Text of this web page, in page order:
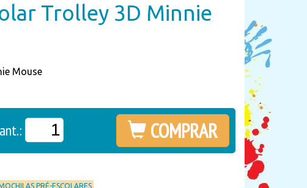
Trolley 3D Minnie
Mouse
COMPRAR
PRÉ-ESCOLARES